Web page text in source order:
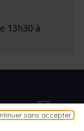
sans accepter
13h30 à
contact